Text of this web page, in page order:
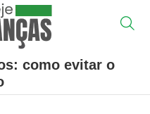
como evitar o